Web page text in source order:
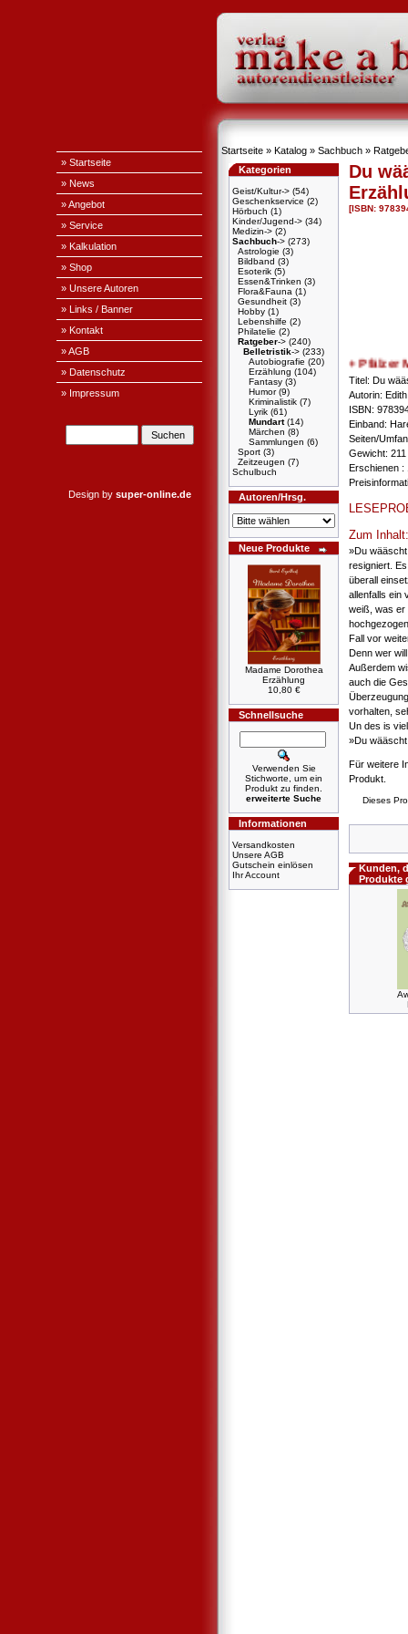
» Startseite
» News
» Angebot
» Service
» Kalkulation
» Shop
» Unsere Autoren
» Links / Banner
» Kontakt
» AGB
» Datenschutz
» Impressum
Design by super-online.de
Startseite » Katalog » Sachbuch »
Kategorien
Geist/Kultur-> (54)
Geschenkservice (2)
Hörbuch (1)
Kinder/Jugend-> (34)
Medizin-> (2)
Sachbuch-> (273)
Astrologie (3)
Bildband (3)
Esoterik (5)
Essen&Trinken (3)
Flora&Fauna (1)
Gesundheit (3)
Hobby (1)
Lebenshilfe (2)
Philatelie (2)
Ratgeber-> (240)
Belletristik-> (233)
Autobiografie (20)
Erzählung (104)
Fantasy (3)
Humor(9)
Kriminalistik (7)
Lyrik (61)
Mundart(14)
Märchen (8)
Sammlungen (6)
Sport (3)
Zeitzeugen (7)
Schulbuch
Autoren/Hrsg.
Neue Produkte
Madame Dorothea
Erzählung
10,80 €
Schnellsuche
Verwenden Sie
Stichworte, um ein
Produkt zu finden.
erweiterte Suche
Informationen
Versandkosten
Unsere AGB
Gutschein einlösen
Ihr Account
Du
[ISBN:
+ + + Pfälzer
Titel: Du
Autorin:
ISBN:
Einband:
Seiten/
Gewicht:
Erschienen :
Zum Inhalt:
»Du
resigniert.
überall
allenfalls ein
weiß, was er
Fall vor
Denn wer
Außerdem
auch die
vorhalten,
Un des is
»Du
Für weitere
Produkt.
Dieses
Kunden,
Produkte